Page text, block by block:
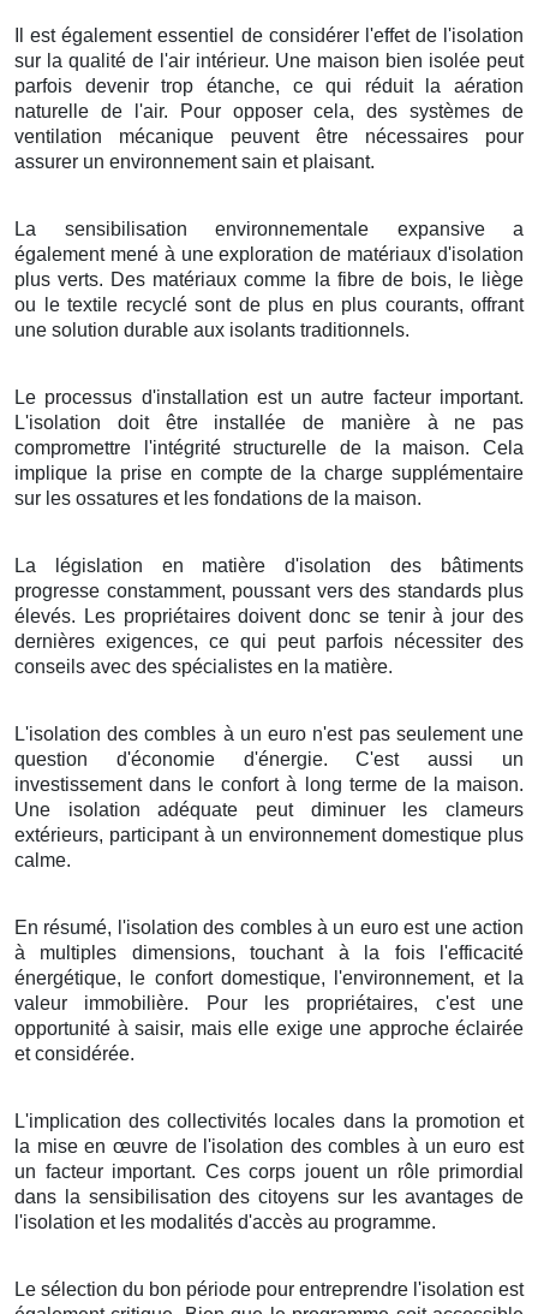
Il est également essentiel de considérer l'effet de l'isolation
sur la qualité de l'air intérieur. Une maison bien isolée peut
parfois devenir trop étanche, ce qui réduit la aération
naturelle de l'air. Pour opposer cela, des systèmes de
ventilation mécanique peuvent être nécessaires pour
assurer un environnement sain et plaisant.
La sensibilisation environnementale expansive a
également mené à une exploration de matériaux d'isolation
plus verts. Des matériaux comme la fibre de bois, le liège
ou le textile recyclé sont de plus en plus courants, offrant
une solution durable aux isolants traditionnels.
Le processus d'installation est un autre facteur important.
L'isolation doit être installée de manière à ne pas
compromettre l'intégrité structurelle de la maison. Cela
implique la prise en compte de la charge supplémentaire
sur les ossatures et les fondations de la maison.
La législation en matière d'isolation des bâtiments
progresse constamment, poussant vers des standards plus
élevés. Les propriétaires doivent donc se tenir à jour des
dernières exigences, ce qui peut parfois nécessiter des
conseils avec des spécialistes en la matière.
L'isolation des combles à un euro n'est pas seulement une
question d'économie d'énergie. C'est aussi un
investissement dans le confort à long terme de la maison.
Une isolation adéquate peut diminuer les clameurs
extérieurs, participant à un environnement domestique plus
calme.
En résumé, l'isolation des combles à un euro est une action
à multiples dimensions, touchant à la fois l'efficacité
énergétique, le confort domestique, l'environnement, et la
valeur immobilière. Pour les propriétaires, c'est une
opportunité à saisir, mais elle exige une approche éclairée
et considérée.
L'implication des collectivités locales dans la promotion et
la mise en œuvre de l'isolation des combles à un euro est
un facteur important. Ces corps jouent un rôle primordial
dans la sensibilisation des citoyens sur les avantages de
l'isolation et les modalités d'accès au programme.
Le sélection du bon période pour entreprendre l'isolation est